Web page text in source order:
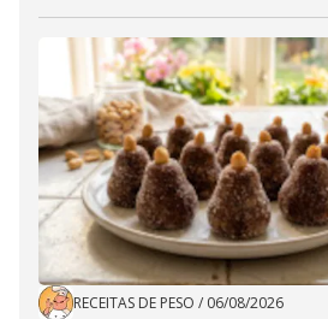
RECEITAS DE PESO / 06/08/2026